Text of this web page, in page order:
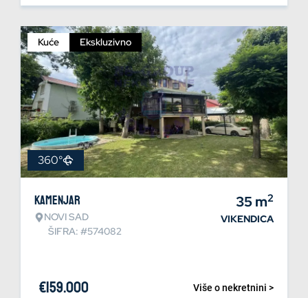
Kuće Ekskluzivno
360°
Kamenjar
NOVI SAD
ŠIFRA: #574082
35m2
VIKENDICA
Više o nekretnini >
€159.000